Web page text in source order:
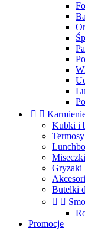
 
Kubki i
Miseczki
Gryzaki
Butelki
 
Promocje